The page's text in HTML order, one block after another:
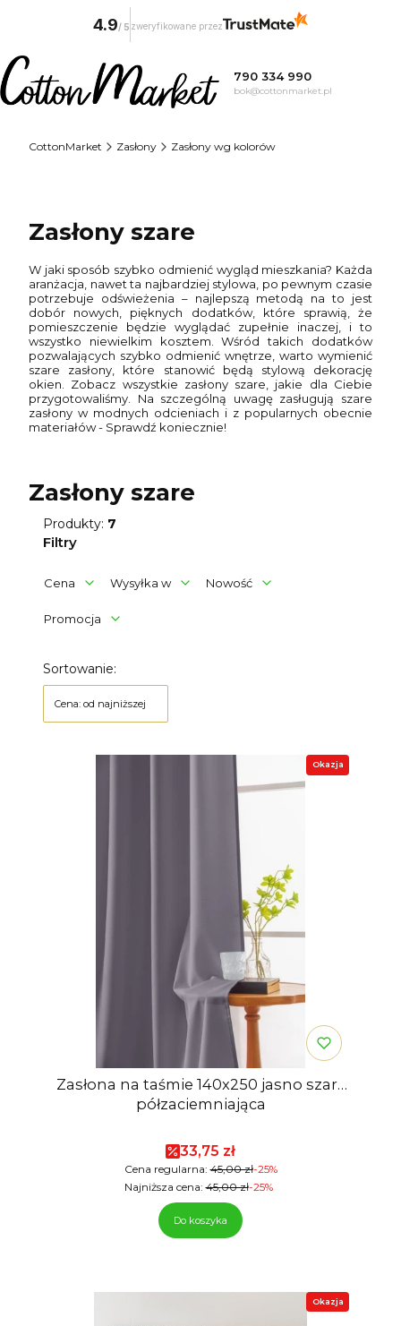
790 334 990
bok@cottonmarket.pl
CottonMarket Zasłony Zasłony wg kolorów
Zasłony szare
W jaki sposób szybko odmienić wygląd mieszkania? Każda
aranżacja, nawet ta najbardziej stylowa, po pewnym czasie
potrzebuje odświeżenia – najlepszą metodą na to jest
dobór nowych, pięknych dodatków, które sprawią, że
pomieszczenie będzie wyglądać zupełnie inaczej, i to
wszystko niewielkim kosztem. Wśród takich dodatków
pozwalających szybko odmienić wnętrze, warto wymienić
szare zasłony, które stanowić będą stylową dekorację
okien. Zobacz wszystkie zasłony szare, jakie dla Ciebie
przygotowaliśmy. Na szczególną uwagę zasługują szare
zasłony w modnych odcieniach i z popularnych obecnie
materiałów - Sprawdź koniecznie!
Zasłony szare
Produkty: 7
Filtry
Cena Wysyłka w Nowość
Promocja
Lista produktów
Sortowanie:
Cena: od najniższej
Okazja
Zasłona na taśmie 140x250 jasno szara
półzaciemniająca
Cena promocyjna
33,75 zł
Cena regularna: 45,00 zł-25%
Najniższa cena: 45,00 zł-25%
Do koszyka
Okazja
4.9/ 5 zweryfikowane przez